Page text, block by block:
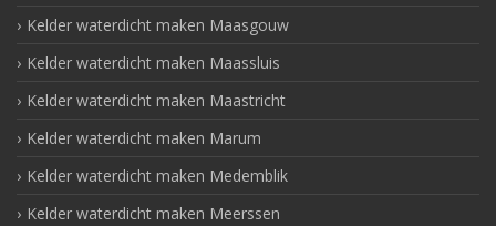
Kelder waterdicht maken Maasgouw
Kelder waterdicht maken Maassluis
Kelder waterdicht maken Maastricht
Kelder waterdicht maken Marum
Kelder waterdicht maken Medemblik
Kelder waterdicht maken Meerssen